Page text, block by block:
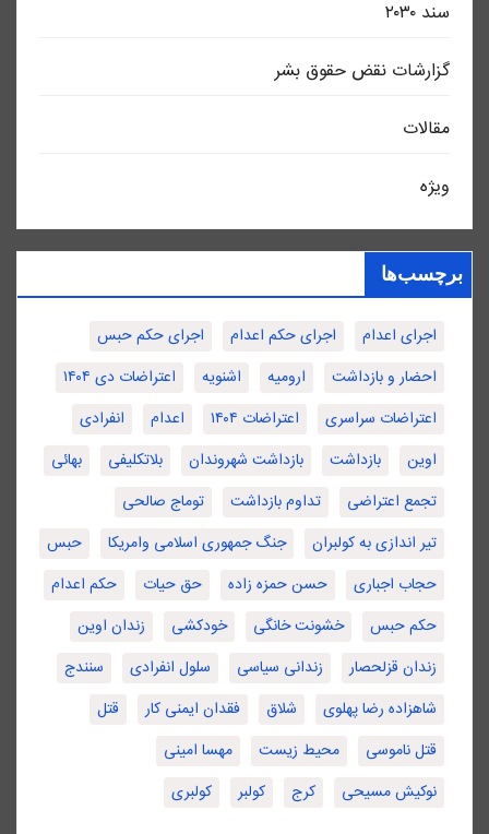
سند ٢٠٣٠
گزارشات نقض حقوق بشر
مقالات
ویژه
برچسب‌ها
اجرای اعدام اجرای حکم اعدام
اجرای حکم حبس
احضار و بازداشت
ارومیه اشنویه
اعتراضات دی ۱۴۰۴
اعتراضات سراسری
اعتراضات ۱۴۰۴ اعدام
انفرادی
اوین
بازداشت بازداشت شهروندان بلاتکلیفی
بهائی
تجمع اعتراضی
تداوم بازداشت
توماج صالحی
تیر اندازی به کولبران
جنگ جمهوری اسلامی وامریکا
حبس
حجاب اجباری
حسن حمزه زاده حق حیات
حکم اعدام
حکم حبس
خشونت خانگی خودکشی
زندان اوین
زندان قزلحصار
زندانی سیاسی سلول انفرادی
سنندج
شاهزاده رضا پهلوی
شلاق فقدان ایمنی کار
قتل
قتل ناموسی
محیط زیست
مهسا امینی
نوکیش مسیحی
کرج کولبر کولبری